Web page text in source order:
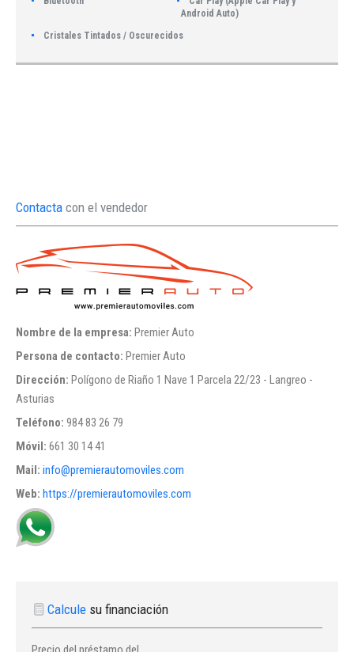
Android Auto)
Cristales Tintados / Oscurecidos
Contacta con el vendedor
Nombre de la empresa: Premier Auto
Persona de contacto: Premier Auto
Dirección: Polígono de Riaño 1 Nave 1 Parcela 22/23 - Langreo -
Asturias
Teléfono: 984 83 26 79
Móvil: 661 30 14 41
Mail: info@premierautomoviles.com
Web: https://premierautomoviles.com
Calcule su financiación